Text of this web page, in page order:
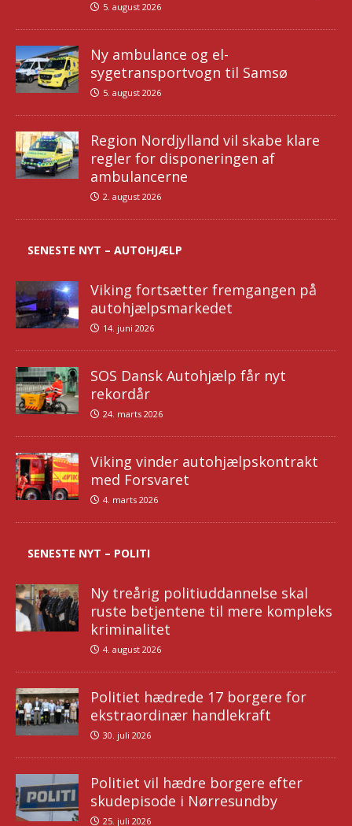
5. august 2026
Ny ambulance og el-
sygetransportvogn til Samsø
5. august 2026
Region Nordjylland vil skabe klare
regler for disponeringen af
ambulancerne
2. august 2026
SENESTE NYT – AUTOHJÆLP
Viking fortsætter fremgangen på
autohjælpsmarkedet
14. juni 2026
SOS Dansk Autohjælp får nyt
rekordår
24. marts 2026
Viking vinder autohjælpskontrakt
med Forsvaret
4. marts 2026
SENESTE NYT – POLITI
Ny treårig politiuddannelse skal
ruste betjentene til mere kompleks
kriminalitet
4. august 2026
Politiet hædrede 17 borgere for
ekstraordinær handlekraft
30. juli 2026
Politiet vil hædre borgere efter
skudepisode i Nørresundby
25. juli 2026